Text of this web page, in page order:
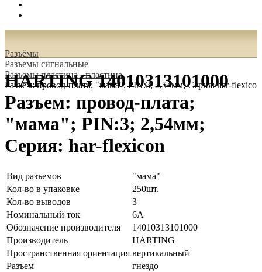
Разъёмы
Разъeмы сигнальные
Разъeмы пластина - пластина
Разъем: провод-плата; "мама"; PIN:3; 2,54мм; Серия: har-flexicon
HARTING 14010313101000
Разъем: провод-плата;
"мама"; PIN:3; 2,54мм;
Серия: har-flexicon
Вид разъемов
"мама"
Кол-во в упаковке
250шт.
Кол-во выводов
3
Номинальный ток
6А
Обозначение производителя
14010313101000
Производитель
HARTING
Пространственная ориентация вертикальный
Разъем
гнездо